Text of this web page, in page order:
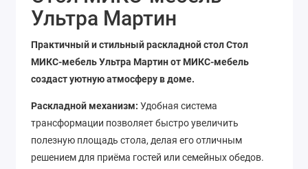
Ультра Мартин
Практичный и стильный раскладной стол Стол
МИКС-мебель Ультра Мартин от МИКС-мебель
создаст уютную атмосферу в доме.
Раскладной механизм: Удобная система
трансформации позволяет быстро увеличить
полезную площадь стола, делая его отличным
решением для приёма гостей или семейных обедов.